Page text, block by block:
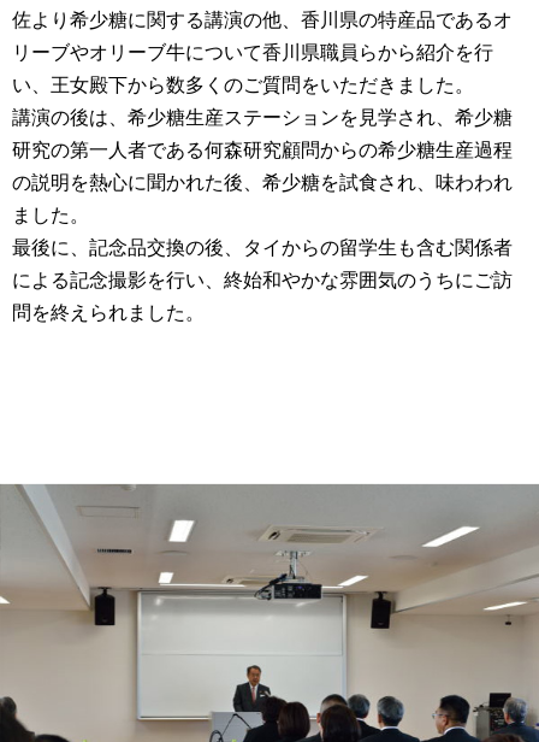
佐より希少糖に関する講演の他、香川県の特産品であるオ
リーブやオリーブ牛について香川県職員らから紹介を行
い、王女殿下から数多くのご質問をいただきました。
講演の後は、希少糖生産ステーションを見学され、希少糖
研究の第一人者である何森研究顧問からの希少糖生産過程
の説明を熱心に聞かれた後、希少糖を試食され、味わわれ
ました。
最後に、記念品交換の後、タイからの留学生も含む関係者
による記念撮影を行い、終始和やかな雰囲気のうちにご訪
問を終えられました。